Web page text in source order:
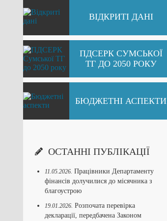
ВІДКРИТІ ДАНІ
ПДСЕРК СУМСЬКОЇ
ТГ ДО 2050 РОКУ
БЮДЖЕТНІ АСПЕКТИ
ОСТАННІ ПУБЛІКАЦІЇ
11.05.2026. Працівники Департаменту
фінансів долучилися до місячника з
благоустрою
19.01.2026. Розпочата перевірка
декларації, передбачена Законом